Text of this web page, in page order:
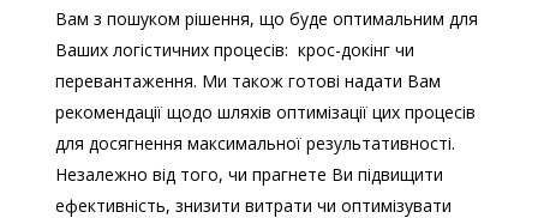
Вам з пошуком рішення, що буде оптимальним для
Ваших логістичних процесів: крос-докінг чи
перевантаження. Ми також готові надати Вам
рекомендації щодо шляхів оптимізації цих процесів
для досягнення максимальної результативності.
Незалежно від того, чи прагнете Ви підвищити
ефективність, знизити витрати чи оптимізувати